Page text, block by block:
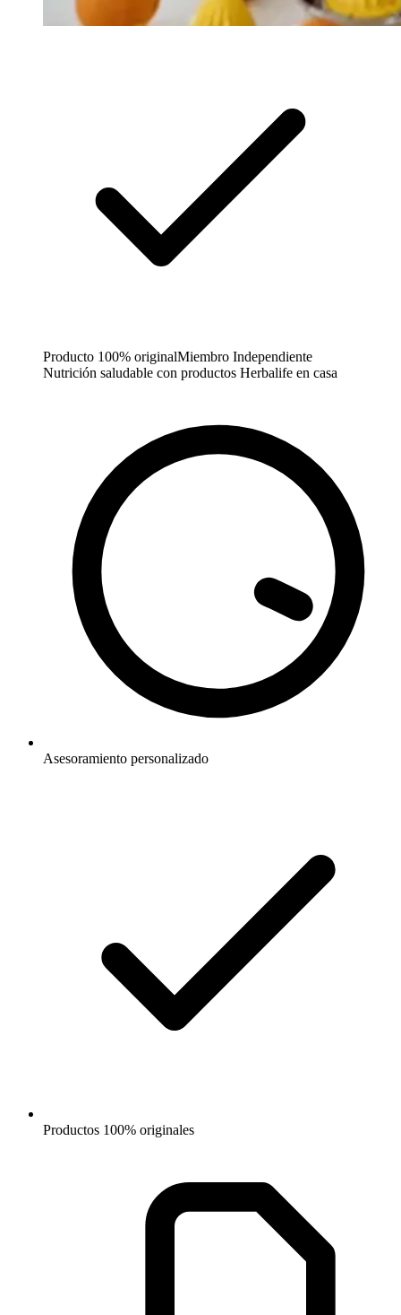
Producto 100% originalMiembro Independiente
Nutrición saludable con productos Herbalife en casa
Asesoramiento personalizado
Productos 100% originales